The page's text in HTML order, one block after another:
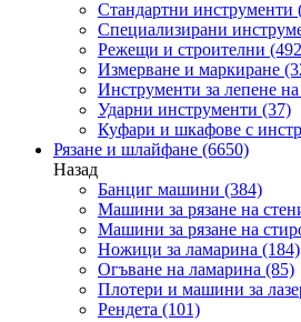
Стандартни инструменти
Специализирани
Режещи и строителни
Измерване и маркиране
Инструменти за лепене
Ударни инструменти (37)
Куфари и шкафове с
Рязане и шлайфане (6650)
Назад
Банциг машини (384)
Машини за рязане на
Машини за рязане на
Ножици за ламарина (184)
Огъване на ламарина (85)
Плотери и машини за
Рендета (101)